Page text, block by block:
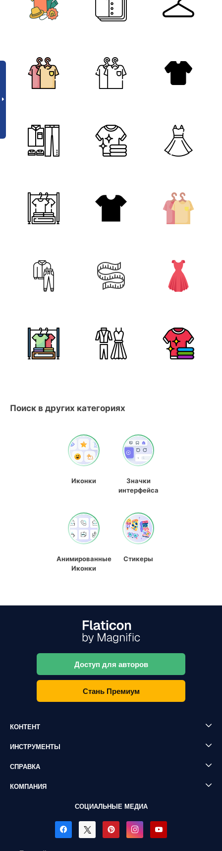
Поиск в других категориях
Иконки
Значки
интерфейса
Анимированные
Иконки
Стикеры
Доступ для авторов
Стань Премиум
КОНТЕНТ
ИНСТРУМЕНТЫ
СПРАВКА
КОМПАНИЯ
СОЦИАЛЬНЫЕ МЕДИА